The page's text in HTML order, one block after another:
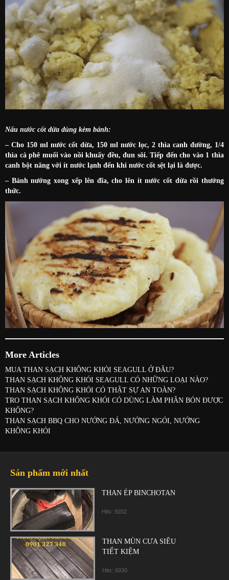
Nấu nước cốt dừa dùng kèm bánh:
– Cho 150 ml nước cốt dừa, 150 ml nước lọc, 2 thìa canh đường, 1/4
thìa cà phê muối vào nồi khuấy đều, đun sôi. Tiếp đến cho vào 1 thìa
canh bột năng với ít nước lạnh đến khi nước cốt sệt lại là được.
– Bánh nướng xong xếp lên đĩa, cho lên ít nước cốt dừa rồi thưởng
thức.
More Articles
MUA THAN SẠCH KHÔNG KHÓI SEAGULL Ở ĐÂU?
THAN SẠCH KHÔNG KHÓI SEAGULL CÓ NHỮNG LOẠI NÀO?
THAN SẠCH KHÔNG KHÓI CÓ THẬT SỰ AN TOÀN?
TRO THAN SẠCH KHÔNG KHÓI CÓ DÙNG LÀM PHÂN BÓN ĐƯỢC
KHÔNG?
THAN SẠCH BBQ CHO NƯỚNG ĐÁ, NƯỚNG NGÓI, NƯỚNG
KHÔNG KHÓI
Sản phẩm mới nhất
THAN ÉP BINCHOTAN
Hits: 9202
THAN MÙN CƯA SIÊU
TIẾT KIỆM
Hits: 6930